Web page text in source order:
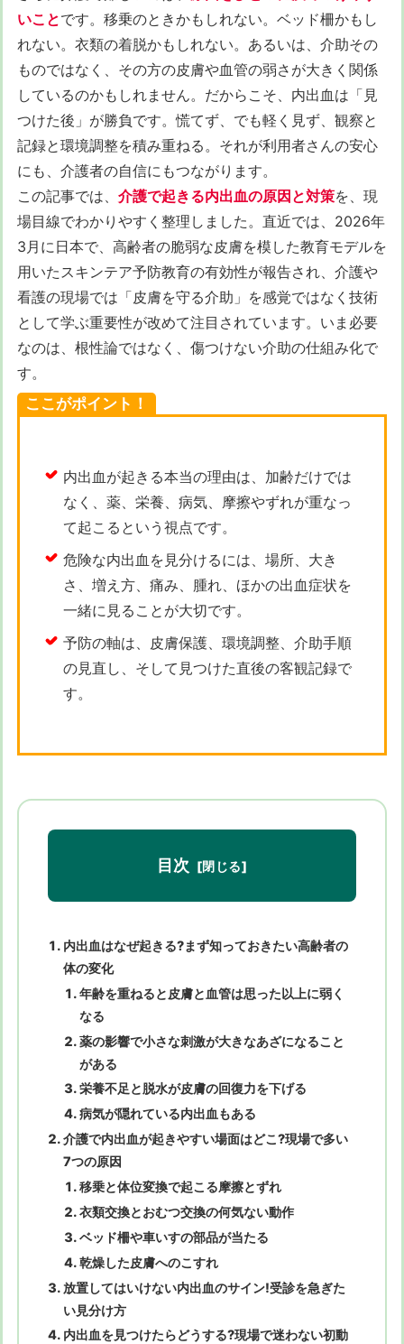
いことです。移乗のときかもしれない。ベッド柵かもし
れない。衣類の着脱かもしれない。あるいは、介助その
ものではなく、その方の皮膚や血管の弱さが大きく関係
しているのかもしれません。だからこそ、内出血は「見
つけた後」が勝負です。慌てず、でも軽く見ず、観察と
記録と環境調整を積み重ねる。それが利用者さんの安心
にも、介護者の自信にもつながります。
この記事では、 介護で起きる内出血の原因と対策を、現
場目線でわかりやすく整理しました。直近では、2026年
3月に日本で、高齢者の脆弱な皮膚を模した教育モデルを
用いたスキンテア予防教育の有効性が報告され、介護や
看護の現場では「皮膚を守る介助」を感覚ではなく技術
として学ぶ重要性が改めて注目されています。いま必要
なのは、根性論ではなく、傷つけない介助の仕組み化で
す。
ここがポイント！
内出血が起きる本当の理由は、加齢だけでは
なく、薬、栄養、病気、摩擦やずれが重なっ
て起こるという視点です。
危険な内出血を見分けるには、場所、大き
さ、増え方、痛み、腫れ、ほかの出血症状を
一緒に見ることが大切です。
予防の軸は、皮膚保護、環境調整、介助手順
の見直し、そして見つけた直後の客観記録で
す。
目次
内出血はなぜ起きる?まず知っておきたい高齢者の
体の変化
年齢を重ねると皮膚と血管は思った以上に弱く
なる
薬の影響で小さな刺激が大きなあざになること
がある
栄養不足と脱水が皮膚の回復力を下げる
病気が隠れている内出血もある
介護で内出血が起きやすい場面はどこ?現場で多い
7つの原因
移乗と体位変換で起こる摩擦とずれ
衣類交換とおむつ交換の何気ない動作
ベッド柵や車いすの部品が当たる
乾燥した皮膚へのこすれ
放置してはいけない内出血のサイン!受診を急ぎた
い見分け方
内出血を見つけたらどうする?現場で迷わない初動